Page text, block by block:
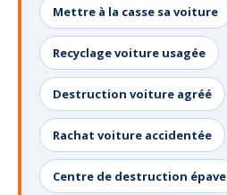
Mettre à la casse sa voiture
Recyclage voiture usagée
Destruction voiture agréé
Rachat voiture accidentée
Centre de destruction épave